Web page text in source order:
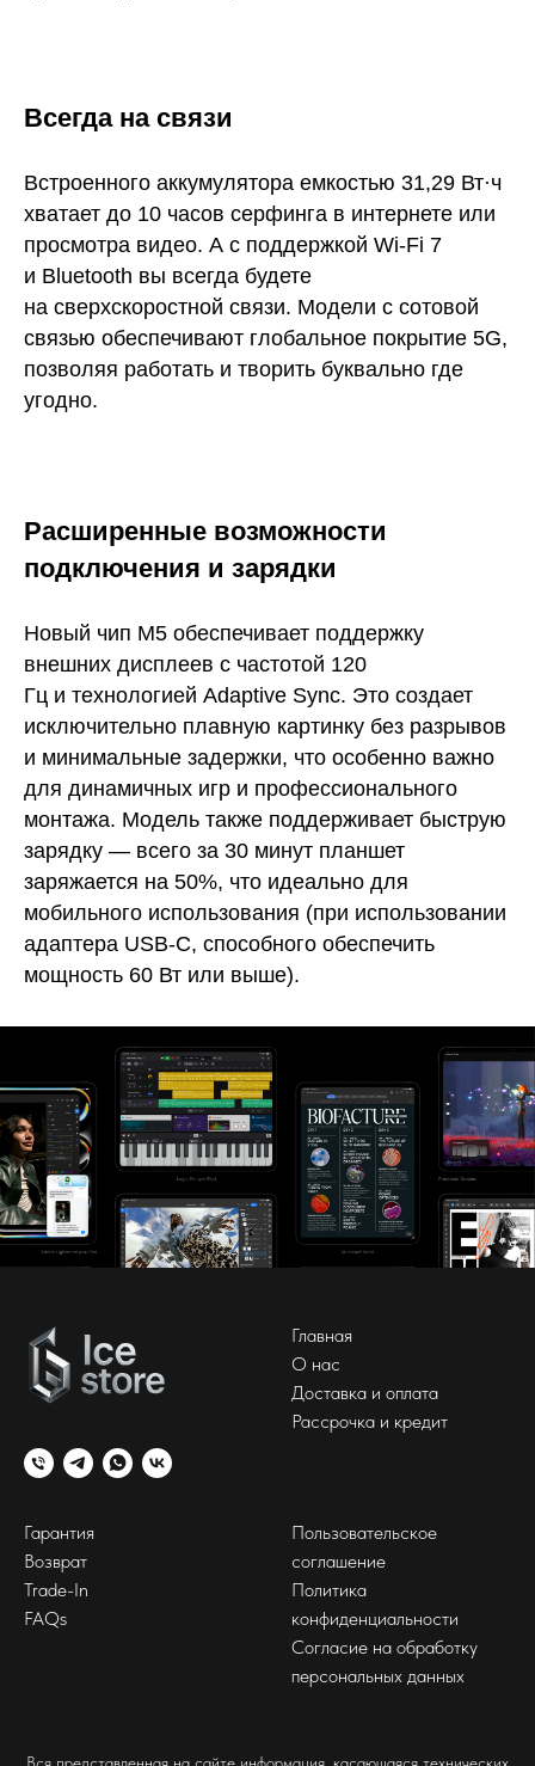
Всегда на связи
Встроенного аккумулятора емкостью 31,29 Вт·ч
хватает до 10 часов серфинга в интернете или
просмотра видео. А с поддержкой Wi-Fi 7
и Bluetooth вы всегда будете
на сверхскоростной связи. Модели с сотовой
связью обеспечивают глобальное покрытие 5G,
позволяя работать и творить буквально где
угодно.
Расширенные возможности
подключения и зарядки
Новый чип M5 обеспечивает поддержку
внешних дисплеев с частотой 120
Гц и технологией Adaptive Sync. Это создает
исключительно плавную картинку без разрывов
и минимальные задержки, что особенно важно
для динамичных игр и профессионального
монтажа. Модель также поддерживает быструю
зарядку — всего за 30 минут планшет
заряжается на 50%, что идеально для
мобильного использования (при использовании
адаптера USB-C, способного обеспечить
мощность 60 Вт или выше).
Главная
О нас
Доставка и оплата
Рассрочка и кредит
Гарантия
Возврат
Trade-In
FAQs
Пользовательское
соглашение
Политика
конфиденциальности
Согласие на обработку
персональных данных
Вся представленная на сайте информация, касающаяся технических